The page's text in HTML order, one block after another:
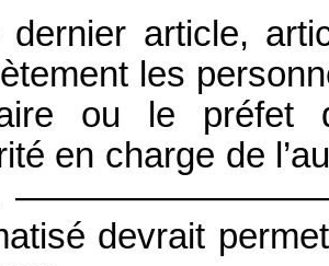
article,
les
ou le
en charge de
—————————
devrait